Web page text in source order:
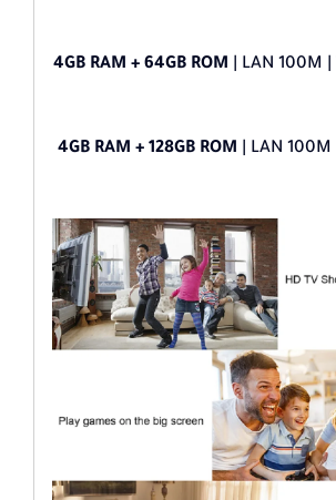
4GB RAM + 64GB ROM | LAN 100M |
4GB RAM + 128GB ROM | LAN